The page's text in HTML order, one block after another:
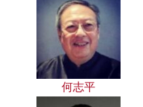
何志平